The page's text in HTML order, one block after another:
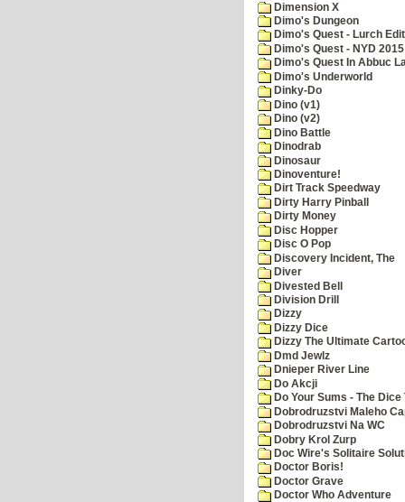
Dimension X
Dimo's Dungeon
Dimo's Quest - Lurch
Dimo's Quest - NYD
Dimo's Quest In Abbuc
Dimo's Underworld
Dinky-Do
Dino (v1)
Dino (v2)
Dino Battle
Dinodrab
Dinosaur
Dinoventure!
Dirt Track Speedway
Dirty Harry Pinball
Dirty Money
Disc Hopper
Disc O Pop
Discovery Incident, The
Diver
Divested Bell
Division Drill
Dizzy
Dizzy Dice
Dizzy The Ultimate
Dmd Jewlz
Dnieper River Line
Do Akcji
Do Your Sums - The
Dobrodruzstvi Maleho
Dobrodruzstvi Na WC
Dobry Krol Zurp
Doc Wire's Solitaire
Doctor Boris!
Doctor Grave
Doctor Who Adventure